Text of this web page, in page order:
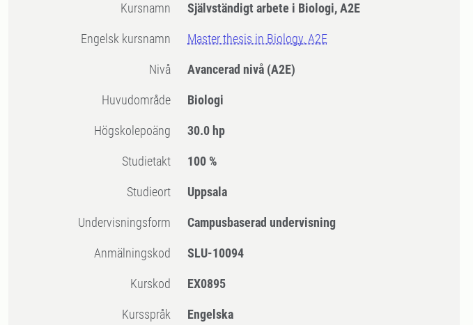
Kursnamn Självständigt arbete i Biologi, A2E
Engelsk kursnamn Master thesis in Biology, A2E
Nivå Avancerad nivå (A2E)
Huvudområde Biologi
högskolepoäng 30.0 hp
Studietakt 100 %
Studieort Uppsala
Undervisningsform Campusbaserad undervisning
Anmälningskod SLU-10094
Kurskod EX0895
Kursspråk Engelska